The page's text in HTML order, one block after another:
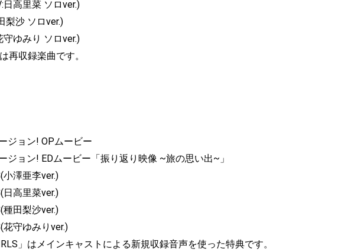
日高里菜 ソロver.)
梨沙 ソロver.)
守ゆみり ソロver.)
収録楽曲です。
ジョン! OPムービー
ジョン! EDムービー「振り返り映像 ~旅の思い出~」
小澤亜李ver.)
日高里菜ver.)
種田梨沙ver.)
花守ゆみりver.)
」はメインキャストによる新規収録音声を使った特典です。